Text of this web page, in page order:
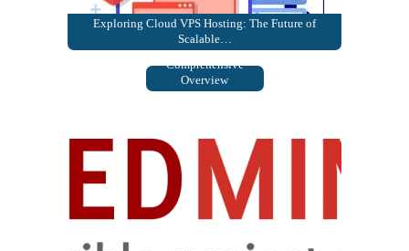
Exploring Cloud VPS Hosting: The Future of
Scalable…
Understanding
Dedicated Servers: A
Comprehensive
Overview